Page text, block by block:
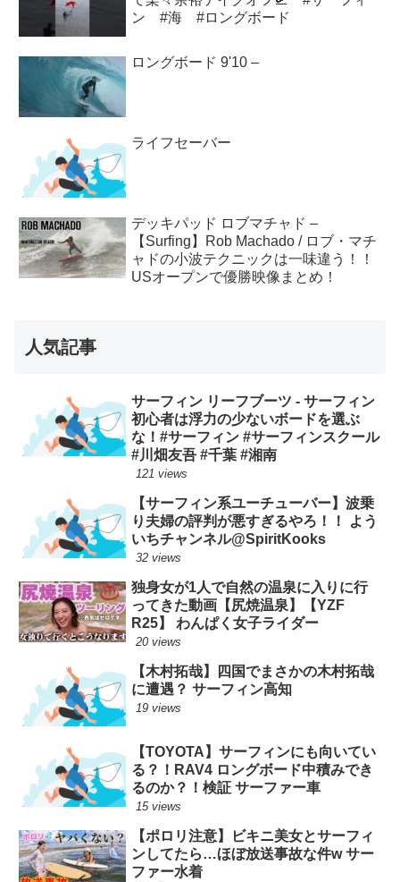
ン #海 #ロングボード
ロングボード 9'10 –
ライフセーバー
デッキパッド ロブマチャド –
【Surfing】Rob Machado / ロブ・マチ
ャドの小波テクニックは一味違う！！
USオープンで優勝映像まとめ！
人気記事
サーフィン リーフブーツ - サーフィン
初心者は浮力の少ないボードを選ぶ
な！#サーフィン #サーフィンスクール
#川畑友吾 #千葉 #湘南
121 views
【サーフィン系ユーチューバー】波乗
り夫婦の評判が悪すぎるやろ！！ よう
いちチャンネル@SpiritKooks
32 views
独身女が1人で自然の温泉に入りに行
ってきた動画【尻焼温泉】【YZF
R25】 わんぱく女子ライダー
20 views
【木村拓哉】四国でまさかの木村拓哉
に遭遇？ サーフィン高知
19 views
【TOYOTA】サーフィンにも向いてい
る？！RAV4 ロングボード中積みでき
るのか？！検証 サーファー車
15 views
【ポロリ注意】ビキニ美女とサーフィ
ンしてたら…ほぼ放送事故な件w サー
ファー水着